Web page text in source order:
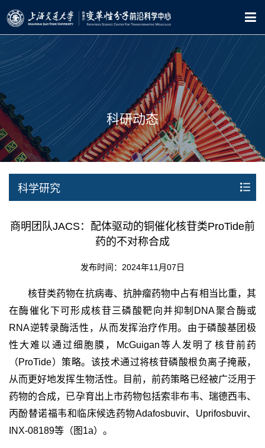
科研动态
科学研究
商明团队JACS：配体驱动的铜催化核苷类ProTide前
药的不对称合成
发布时间：2024年11月07日
核苷类药物在抗病毒、抗肿瘤药物中占有相当比重，其
在酶催化下可形成核苷三磷酸靶向并抑制DNA聚合酶或
RNA逆转录酶活性，从而发挥治疗作用。由于磷酸基团极
性大难以通过细胞膜，McGuigan等人发明了核苷前药
（ProTide）策略。该技术通过将核苷磷酸根负离子掩蔽，
从而更好地发挥生物活性。目前，前药策略已经被广泛用于
药物的合成，已孕育出上市药物包括索非布韦、瑞德西韦、
丙酚替诺福韦和临床候选药物Adafosbuvir、Uprifosbuvir、
INX-08189等（图1a）。